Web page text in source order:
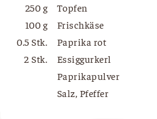
250 g
Topfen
100 g
Frischkäse
0.5 Stk.
Paprika rot
2 Stk.
Essiggurkerl
Paprikapulver
Salz, Pfeffer